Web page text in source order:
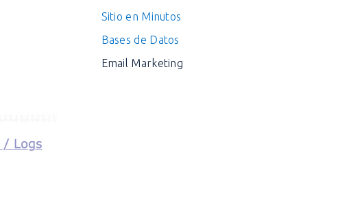
Sitio en Minutos
Bases de Datos
Email Marketing